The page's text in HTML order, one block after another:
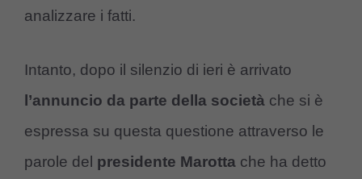
analizzare i fatti.
Intanto, dopo il silenzio di ieri è arrivato
l’annuncio da parte della società che si è
espressa su questa questione attraverso le
parole del presidente Marotta che ha detto